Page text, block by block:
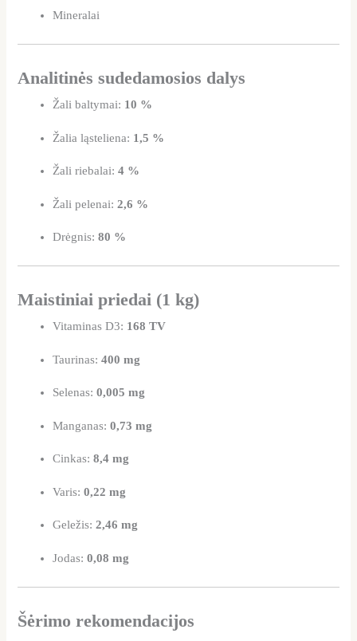
Mineralai
Analitinės sudedamosios dalys
Žali baltymai: 10 %
Žalia ląsteliena: 1,5 %
Žali riebalai:4 %
Žali pelenai:2,6 %
Drėgnis:80 %
Maistiniai priedai (1 kg)
Vitaminas D3: 168 TV
Taurinas:400 mg
Selenas:0,005 mg
Manganas:0,73 mg
Cinkas:8,4 mg
Varis:0,22 mg
Geležis:2,46 mg
Jodas:0,08 mg
Šėrimo rekomendacijos